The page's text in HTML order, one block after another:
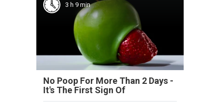
3 h 9 min
No Poop For More Than 2 Days -
It's The First Sign Of